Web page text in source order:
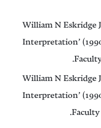
William N Eskridge
Interpretation’
William N Eskridge
Interpretation’
Faculty